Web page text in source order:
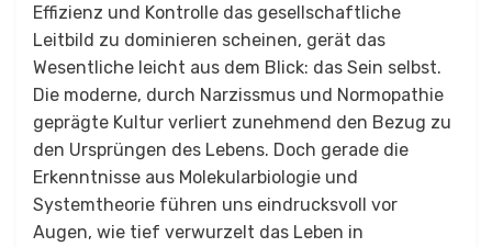
Effizienz und Kontrolle das gesellschaftliche
Leitbild zu dominieren scheinen, gerät das
Wesentliche leicht aus dem Blick: das Sein selbst.
Die moderne, durch Narzissmus und Normopathie
geprägte Kultur verliert zunehmend den Bezug zu
den Ursprüngen des Lebens. Doch gerade die
Erkenntnisse aus Molekularbiologie und
Systemtheorie führen uns eindrucksvoll vor
Augen, wie tief verwurzelt das Leben in